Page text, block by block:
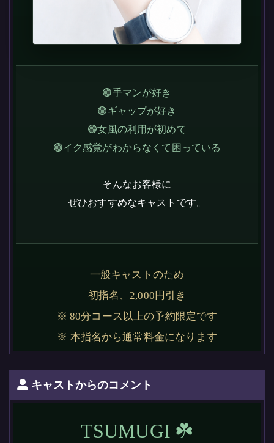
🟢手マンが好き
🟢ギャップが好き
🟢女風の利用が初めて
🟢イク感覚がわからなくて困っている
そんなお客様に
ぜひおすすめなキャストです。
一般キャストのため
初指名、2,000円引き
※ 80分コース以上の予約限定です
※ 本指名から通常料金になります
キャストからのコメント
TSUMUGI ☘️